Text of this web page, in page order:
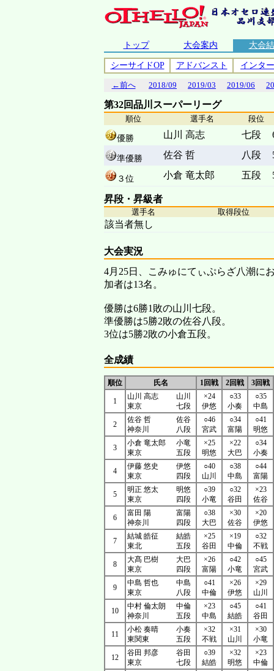
トップ 大会案内 大会
シーサイドOP アドバンスト インタ
←前へ 2018/09 2019/03 2019/06
第32回品川スーパーリーグ
順位 選手名 段位
優勝 山川 高志 七段
準優勝 佐谷 哲 八段
３位 小倉 竜太郎 五段
昇段・昇級者
選手名 取得段位
該当者無し
大会実況
4月25日、こみゅにてぃぷらざ八潮に
加者は13名。
優勝は6勝1敗の山川七段。
準優勝は5勝2敗の佐谷八段。
3位は5勝2敗の小倉五段。
全成績
順位 氏名 1回戦 2回戦 3回戦
1
山川 高志
東京
山川
七段
×24
伊悠
○33
小奏
○35
中島
2
佐谷 哲
神奈川
佐谷
八段
○46
宮武
○34
富陽
○41
明悠
3
小倉 竜太郎
東京
小竜
五段
×25
明悠
×22
大巴
○34
小奏
4
伊藤 悠史
東京
伊悠
四段
○40
山川
○38
中島
○44
富陽
5
明正 悠太
東京
明悠
四段
○39
小竜
○32
谷田
×23
佐谷
6
富田 陽
神奈川
富陽
四段
○38
大巴
×30
佐谷
×20
伊悠
7
結城 皓征
東北
結皓
五段
×25
谷田
×19
中倫
○32
不戦
8
大髙 巴樹
東京
大巴
四段
×26
富陽
○42
小竜
○45
宮武
9
中島 哲也
東京
中島
八段
○41
中倫
×26
伊悠
×29
山川
10
中村 倫太朗
神奈川
中倫
五段
×23
中島
○45
結皓
○41
谷田
11
小松 奏晴
東関東
小奏
五段
×32
不戦
×31
山川
×30
小竜
12
谷田 邦彦
東京
谷田
七段
○39
結皓
×32
明悠
×23
中倫